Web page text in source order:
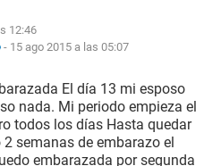
12:46
- 15 ago 2015 a las 05:07
El día 13 mi esposo
nada. Mi periodo empieza el
todos los días Hasta quedar
semanas de embarazo el
embarazada por segunda